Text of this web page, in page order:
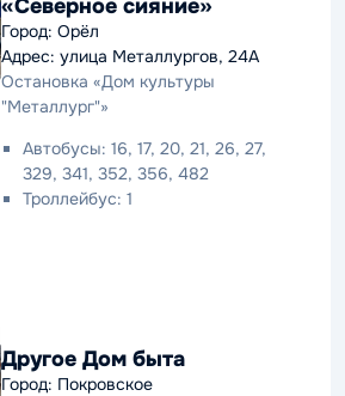
«Северное сияние»
Город: Орёл
Адрес: улица Металлургов, 24А
Остановка «Дом культуры
"Металлург"»
Автобусы: 16, 17, 20, 21, 26, 27,
329, 341, 352, 356, 482
Троллейбус: 1
Другое Дом быта
Город: Покровское